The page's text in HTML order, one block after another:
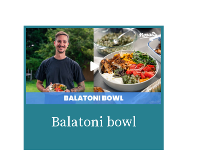
Balatoni bowl